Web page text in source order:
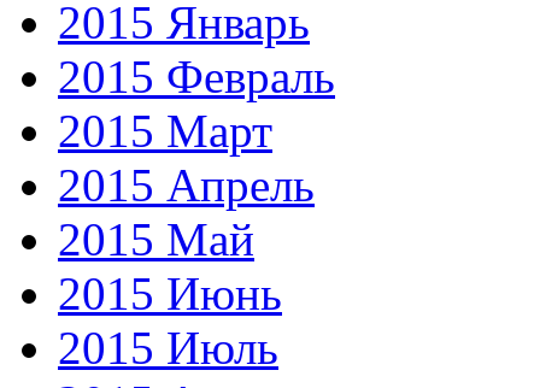
2015 Январь
2015 Февраль
2015 Март
2015 Апрель
2015 Май
2015 Июнь
2015 Июль